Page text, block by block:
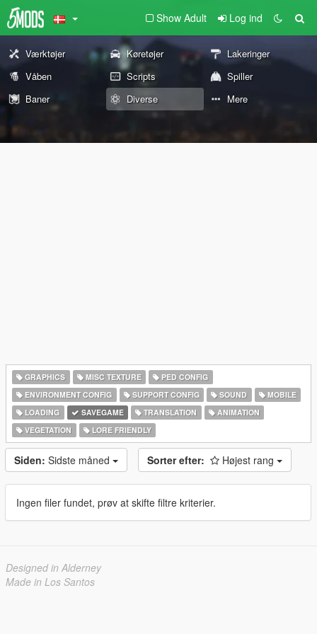
Show Adult Log ind
Værktøjer Køretøjer
Lakeringer
Våben
Scripts
Spiller
Baner
Diverse Mere
GRAPHICS MISC TEXTURE
PED CONFIG
ENVIRONMENT CONFIG
SUPPORT CONFIG SOUND
MOBILE
LOADING
SAVEGAME TRANSLATION
ANIMATION
VEGETATION
LORE FRIENDLY
Siden: Sidste måned Sorter efter: Højest rang
Ingen filer fundet, prøv at skifte filtre kriterier.
Designed in Alderney
Made in Los Santos